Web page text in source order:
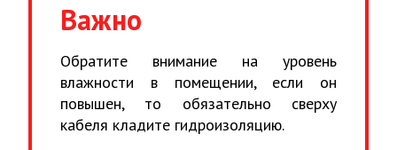
Важно
Обратите внимание на уровень
влажности в помещении, если он
повышен, то обязательно сверху
кабеля кладите гидроизоляцию.